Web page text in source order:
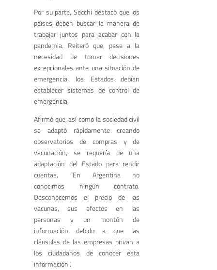
Por su parte, Secchi destacó que los
países deben buscar la manera de
trabajar juntos para acabar con la
pandemia. Reiteró que, pese a la
necesidad de tomar decisiones
excepcionales ante una situación de
emergencia, los Estados debían
establecer sistemas de control de
emergencia.
Afirmó que, así como la sociedad civil
se adaptó rápidamente creando
observatorios de compras y de
vacunación, se requería de una
adaptación del Estado para rendir
cuentas. “En Argentina no
conocimos ningún contrato.
Desconocemos el precio de las
vacunas, sus efectos en las
personas y un montón de
información debido a que las
cláusulas de las empresas privan a
los ciudadanos de conocer esta
información”.